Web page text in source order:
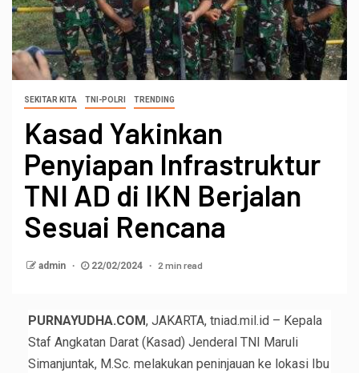
SEKITAR KITA TNI-POLRI TRENDING
Kasad Yakinkan
Penyiapan Infrastruktur
TNI AD di IKN Berjalan
Sesuai Rencana
admin 22/02/2024 2 min read
PURNAYUDHA.COM, JAKARTA, tniad.mil.id – Kepala
Staf Angkatan Darat (Kasad) Jenderal TNI Maruli
Simanjuntak, M.Sc. melakukan peninjauan ke lokasi Ibu